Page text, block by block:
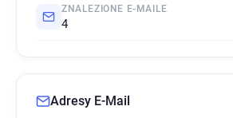
ZNALEZIONE E-MAILE
4
Adresy E-Mail